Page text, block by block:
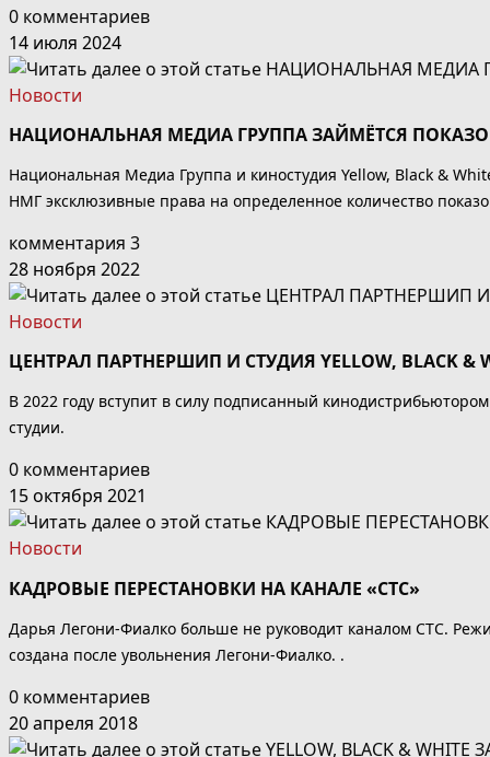
0 комментариев
14 июля 2024
Новости
НАЦИОНАЛЬНАЯ МЕДИА ГРУППА ЗАЙМЁТСЯ ПОКАЗОМ
Национальная Медиа Группа и киностудия Yellow, Black &
НМГ эксклюзивные права на определенное количество
комментария 3
28 ноября 2022
Новости
ЦЕНТРАЛ ПАРТНЕРШИП И СТУДИЯ YELLOW, BLACK
В 2022 году вступит в силу подписанный
студии.
0 комментариев
15 октября 2021
Новости
КАДРОВЫЕ ПЕРЕСТАНОВКИ НА КАНАЛЕ «СТС»
Дарья Легони-Фиалко больше не руководит каналом СТС.
создана после увольнения Легони-Фиалко. .
0 комментариев
20 апреля 2018